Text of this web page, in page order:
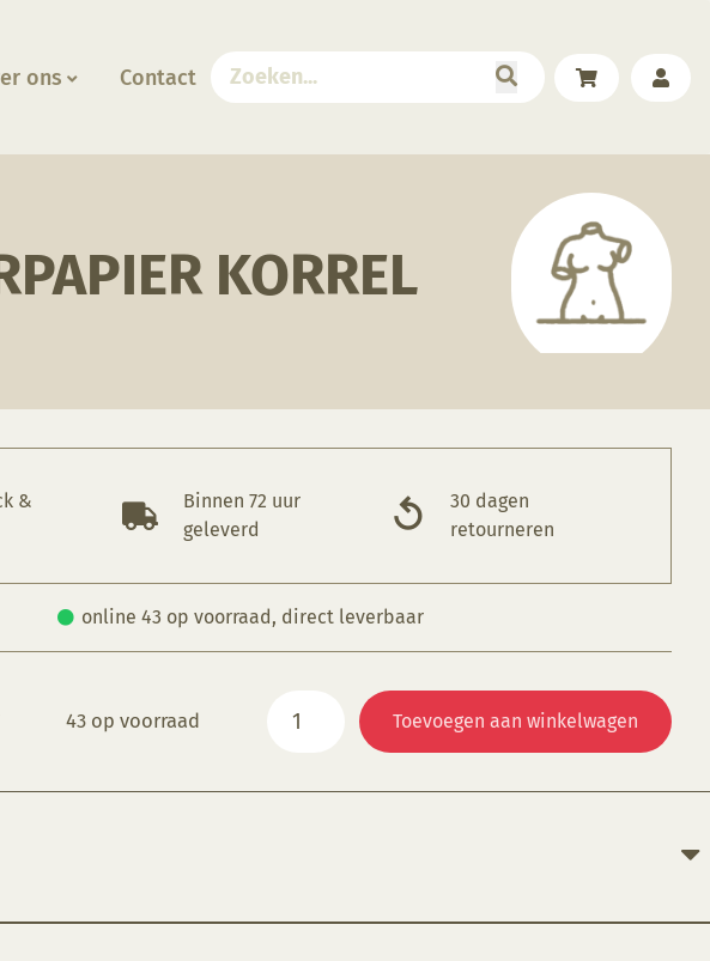
ons Contact
KORREL
&
Binnen 72 uur
geleverd
30 dagen
retourneren
online 43 op voorraad, direct leverbaar
43 op voorraad
Schuurpapier
korrel
aantal
Toevoegen aan winkelwagen